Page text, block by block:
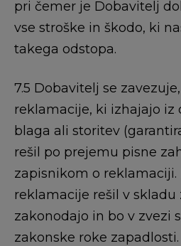
pri čemer je Dobavitelj
vse stroške in škodo, ki
takega odstopa.
7.5 Dobavitelj se
reklamacije, ki izhajajo iz
blaga ali storitev
rešil po prejemu pisne
zapisnikom o reklamaciji.
reklamacije rešil v skladu
zakonodajo in bo v zvezi
zakonske roke